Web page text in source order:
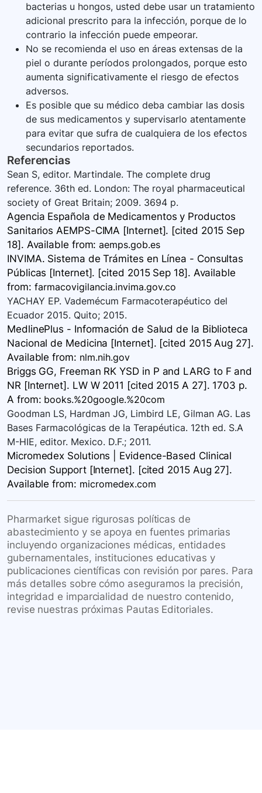
bacterias u hongos, usted debe usar un tratamiento
adicional prescrito para la infección, porque de lo
contrario la infección puede empeorar.
No se recomienda el uso en áreas extensas de la
piel o durante períodos prolongados, porque esto
aumenta significativamente el riesgo de efectos
adversos.
Es posible que su médico deba cambiar las dosis
de sus medicamentos y supervisarlo atentamente
para evitar que sufra de cualquiera de los efectos
secundarios reportados.
Referencias
Sean S, editor. Martindale. The complete drug
reference. 36th ed. London: The royal pharmaceutical
society of Great Britain; 2009. 3694 p.
Agencia Española de Medicamentos y Productos
Sanitarios AEMPS-CIMA [Internet]. [cited 2015 Sep
18]. Available from:aemps.gob.es
INVIMA. Sistema de Trámites en Línea - Consultas
Públicas [Internet]. [cited 2015 Sep 18]. Available
from: farmacovigilancia.invima.gov.co
YACHAY EP. Vademécum Farmacoterapéutico del
Ecuador 2015. Quito; 2015.
MedlinePlus - Información de Salud de la Biblioteca
Nacional de Medicina [Internet]. [cited 2015 Aug 27].
Available from: nlm.nih.gov
Briggs GG, Freeman RK YSD in P and LARG to F and
NR [Internet]. LW W 2011 [cited 2015 A 27]. 1703 p.
A from: books.%20google.%20com
Goodman LS, Hardman JG, Limbird LE, Gilman AG. Las
Bases Farmacológicas de la Terapéutica. 12th ed. S.A
M-HIE, editor. Mexico. D.F.; 2011.
Micromedex Solutions | Evidence-Based Clinical
Decision Support [Internet]. [cited 2015 Aug 27].
Available from: micromedex.com
Pharmarket sigue rigurosas políticas de
abastecimiento y se apoya en fuentes primarias
incluyendo organizaciones médicas, entidades
gubernamentales, instituciones educativas y
publicaciones científicas con revisión por pares. Para
más detalles sobre cómo aseguramos la precisión,
integridad e imparcialidad de nuestro contenido,
revise nuestras próximas Pautas Editoriales.